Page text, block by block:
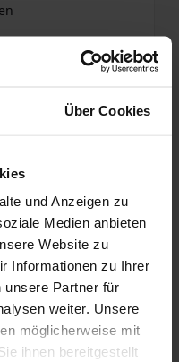
Über Cookies
und Anzeigen zu
Medien anbieten
Website zu
Informationen zu Ihrer
unsere Partner für
weiter. Unsere
möglicherweise mit
ihnen bereitgestellt
ab Suite
16.839 €
Schottland auf